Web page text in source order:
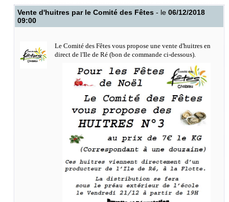
Vente d'huitres par le Comité des Fêtes - le 06/12/2018
09:00
Le Comité des Fêtes vous propose une vente d'huitres en
direct de l'Ile de Ré (bon de commande ci-dessous).